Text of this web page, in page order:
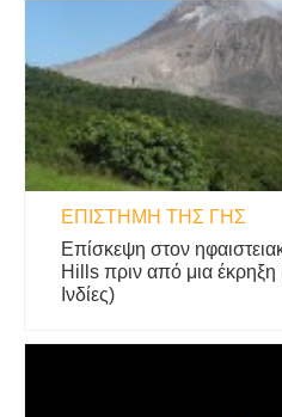
ΕΠΙΣΤΉΜΗ ΤΗΣ ΓΗΣ
Επίσκεψη στον
Hills πριν από μια
Ινδίες)